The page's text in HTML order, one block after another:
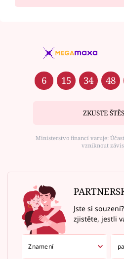
6 15 34 48
ZKUSTE
Ministerstvo financí varuje:
vzniknout
Jste si
zjistěte, jestli